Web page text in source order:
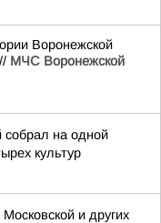
Воронежской
МЧС Воронежской
собрал на одной
культур
и других